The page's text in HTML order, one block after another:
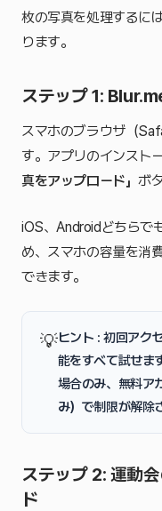
枚の写真を処理するに
ります。
ステップ 1:
スマホのブラウザ（
す。アプリのインスト
真をアップロード」ボ
iOS、Androidどちらで
め、スマホの容量を消
できます。
💡ヒント : 初回アク
能をすべて試せま
場合のみ、無料ア
み）で制限が解除
ステップ 2: 運動
ド